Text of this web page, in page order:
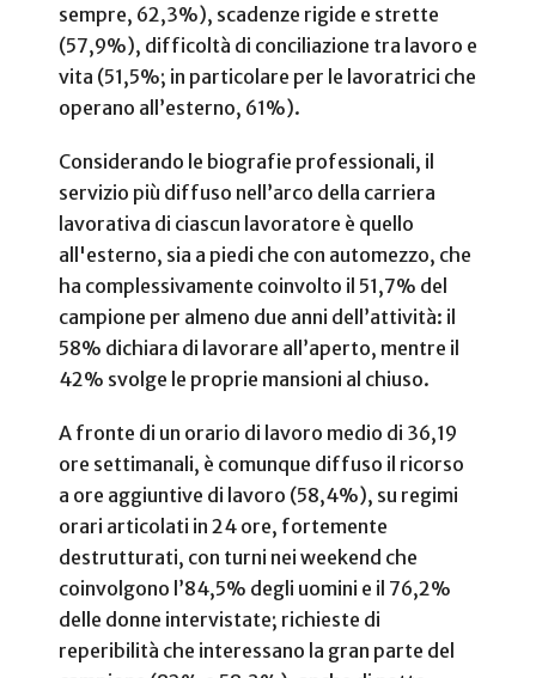
sempre, 62,3%), scadenze rigide e strette
(57,9%), difficoltà di conciliazione tra lavoro e
vita (51,5%; in particolare per le lavoratrici che
operano all’esterno, 61%).
Considerando le biografie professionali, il
servizio più diffuso nell’arco della carriera
lavorativa di ciascun lavoratore è quello
all'esterno, sia a piedi che con automezzo, che
ha complessivamente coinvolto il 51,7% del
campione per almeno due anni dell’attività: il
58% dichiara di lavorare all’aperto, mentre il
42% svolge le proprie mansioni al chiuso.
A fronte di un orario di lavoro medio di 36,19
ore settimanali, è comunque diffuso il ricorso
a ore aggiuntive di lavoro (58,4%), su regimi
orari articolati in 24 ore, fortemente
destrutturati, con turni nei weekend che
coinvolgono l’84,5% degli uomini e il 76,2%
delle donne intervistate; richieste di
reperibilità che interessano la gran parte del